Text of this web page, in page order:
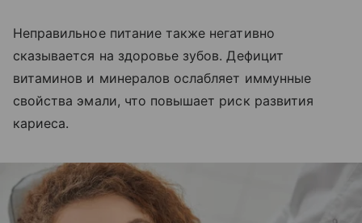
Неправильное питание также негативно
сказывается на здоровье зубов. Дефицит
витаминов и минералов ослабляет иммунные
свойства эмали, что повышает риск развития
кариеса.